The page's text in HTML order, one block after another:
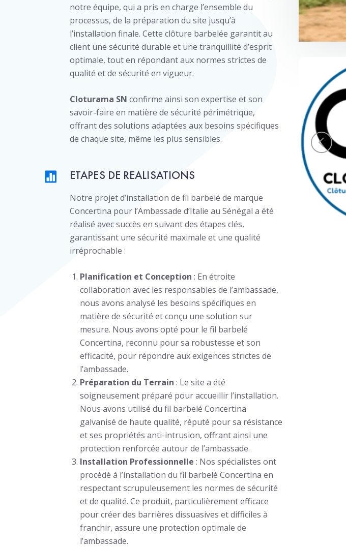
notre équipe, qui a pris en charge l’ensemble du
processus, de la préparation du site jusqu’à
l’installation finale. Cette clôture barbelée garantit au
client une sécurité durable et une tranquillité d’esprit
optimale, tout en répondant aux normes strictes de
qualité et de sécurité en vigueur.
Cloturama SN confirme ainsi son expertise et son
savoir-faire en matière de sécurité périmétrique,
offrant des solutions adaptées aux besoins spécifiques
de chaque site, même les plus sensibles.
ETAPES DE REALISATIONS
Notre projet d’installation de fil barbelé de marque
Concertina pour l’Ambassade d’Italie au Sénégal a été
réalisé avec succès en suivant des étapes clés,
garantissant une sécurité maximale et une qualité
irréprochable :
Planification et Conception : En étroite
collaboration avec les responsables de l’ambassade,
nous avons analysé les besoins spécifiques en
matière de sécurité et conçu une solution sur
mesure. Nous avons opté pour le fil barbelé
Concertina, reconnu pour sa robustesse et son
efficacité, pour répondre aux exigences strictes de
l’ambassade.
Préparation du Terrain : Le site a été
soigneusement préparé pour accueillir l’installation.
Nous avons utilisé du fil barbelé Concertina
galvanisé de haute qualité, réputé pour sa résistance
et ses propriétés anti-intrusion, offrant ainsi une
protection renforcée autour de l’ambassade.
Installation Professionnelle : Nos spécialistes ont
procédé à l’installation du fil barbelé Concertina en
respectant scrupuleusement les normes de sécurité
et de qualité. Ce produit, particulièrement efficace
pour créer des barrières dissuasives et difficiles à
franchir, assure une protection optimale de
l’ambassade.